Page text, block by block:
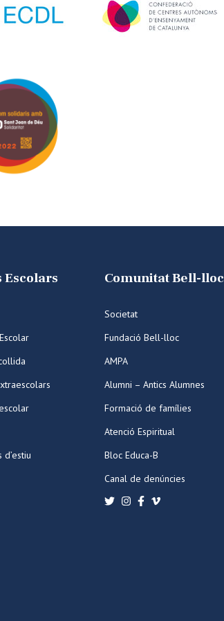
Escolars Comunitat Bell-lloc
Societat
Fundació Bell-lloc
AMPA
Alumni – Antics Alumnes
Formació de famílies
Atenció Espiritual
Bloc Educa-B
Canal de denúncies